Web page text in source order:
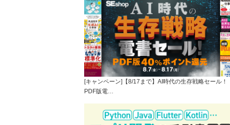
[キャンペーン]【8/17まで】AI時代の生存戦略セール！
PDF版電…